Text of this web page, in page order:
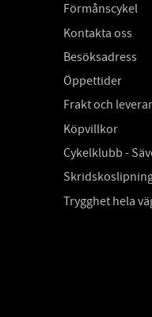
Förmånscykel
Kontakta oss
Besöksadress
Öppettider
Frakt och
Köpvillkor
Cykelklubb -
Trygghet hela